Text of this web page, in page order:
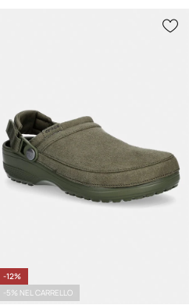
-12%
-5% NEL CARRELLO